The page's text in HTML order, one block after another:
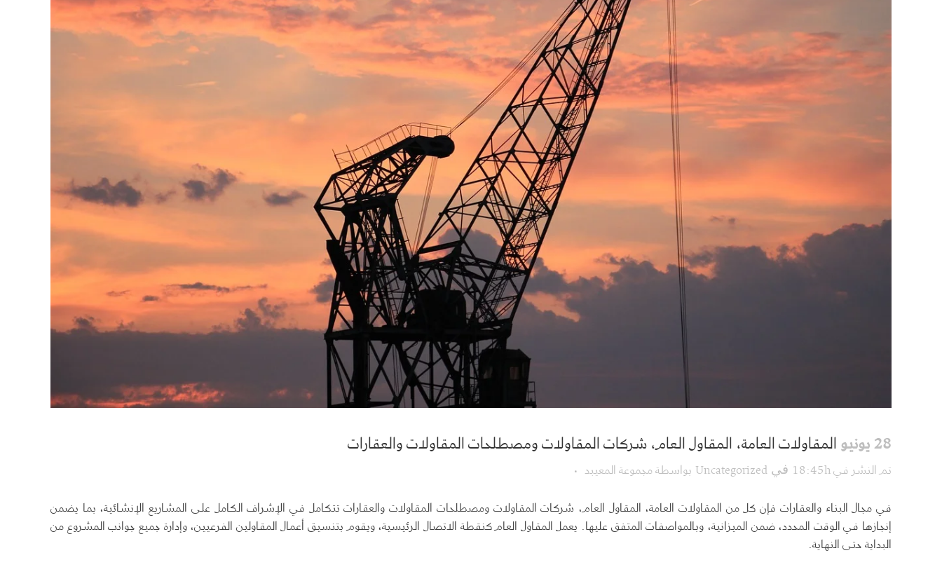
28 يونيو المقاولات العامة، المقاول العام، شركات المقاولات ومصطلحات المقاولات والعقارات
تم النشر في 18:45h في Uncategorized بواسطةمجموعة المعيبد
في مجال البناء والعقارات فإن كل من المقاولات العامة، المقاول العام، شركات المقاولات ومصطلحات المقاولات والعقارات تتكامل في الإشراف الكامل على المشاريع الإنشائية، بما يضمن
إنجازها في الوقت المحدد، ضمن الميزانية، وبالمواصفات المتفق عليها. يعمل المقاول العام كنقطة الاتصال الرئيسية، ويقوم بتنسيق أعمال المقاولين الفرعيين، وإدارة جميع جوانب المشروع من
البداية حتى النهاية.